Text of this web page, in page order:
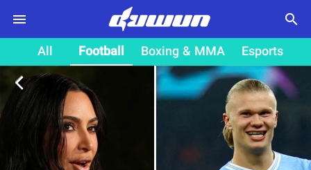
search
All Football Boxing & MMA Esports
arrow_back_ios